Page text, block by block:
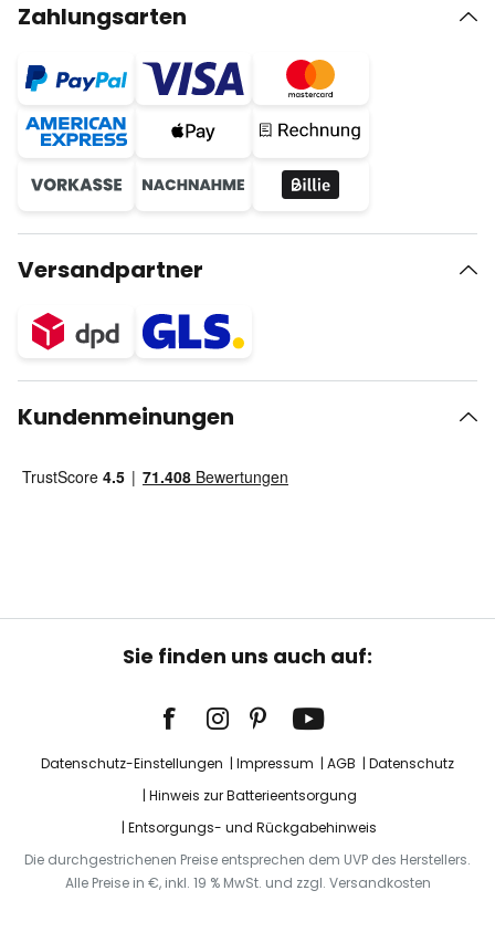
Zahlungsarten
Versandpartner
Kundenmeinungen
Sie finden uns auch auf:
Datenschutz-Einstellungen Impressum AGB
Datenschutz
Hinweis zur Batterieentsorgung
Entsorgungs- und Rückgabehinweis
Die durchgestrichenen Preise entsprechen dem UVP des Herstellers.
Alle Preise in €, inkl. 19 % MwSt. und zzgl. Versandkosten